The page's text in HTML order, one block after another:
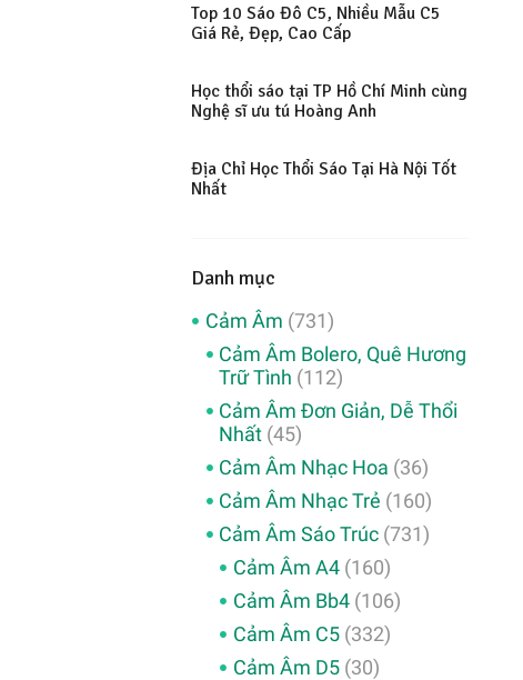
Top 10 Sáo Đô C5, Nhiều Mẫu C5
Giá Rẻ, Đẹp, Cao Cấp
Học thổi sáo tại TP Hồ Chí Minh cùng
Nghệ sĩ ưu tú Hoàng Anh
Địa Chỉ Học Thổi Sáo Tại Hà Nội Tốt
Nhất
Danh mục
Cảm Âm (731)
Cảm Âm Bolero, Quê Hương
Trữ Tình (112)
Cảm Âm Đơn Giản, Dễ Thổi
Nhất (45)
Cảm Âm Nhạc Hoa (36)
Cảm Âm Nhạc Trẻ (160)
Cảm Âm Sáo Trúc (731)
Cảm Âm A4(160)
Cảm Âm Bb4(106)
Cảm Âm C5(332)
Cảm Âm D5(30)